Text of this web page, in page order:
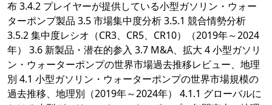
布 3.4.2 プレイヤーが提供している小型ガソリン・ウォー
ターポンプ製品 3.5 市場集中度分析 3.5.1 競合情勢分析
3.5.2 集中度レシオ（CR3、CR5、CR10）（2019年～2024
年） 3.6 新製品・潜在的参入 3.7 M&A、拡大 4 小型ガソリ
ン・ウォーターポンプの世界市場過去推移レビュー、地理
別 4.1 小型ガソリン・ウォーターポンプの世界市場規模の
過去推移、地理別（2019年～2024年） 4.1.1 グローバルに